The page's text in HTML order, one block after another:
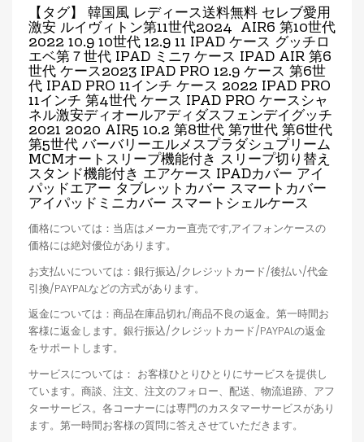
【タグ】 韓国風 レディース送料無料 セレブ愛用
激安 ルイヴィトン第11世代2024 AIR6 第10世代
2022 10.9 10世代 12.9 11 IPAD ケース グッチロ
エベ第７世代 IPAD ミニ7 ケース IPAD AIR 第6
世代 ケース2023 IPAD PRO 12.9 ケース 第6世
代 IPAD PRO 11インチ ケース 2022 IPAD PRO
11インチ 第4世代 ケース IPAD PRO ケースシャ
ネル激安ディオールアディダスフェンデイグッチ
2021 2020 AIR5 10.2 第8世代 第7世代 第6世代
第5世代 バーバリーエルメスプラダシュプリーム
MCMオートスリープ機能付き スリープ切り替え
スタンド機能付き エアケース IPADカバー アイ
パッドエアー タブレットカバー スマートカバー
アイパッドミニカバー スマートシェルケース
価格については：当店はメーカー直売です,アイフォンケースの
価格には絶対優位があります。
お支払いについては：銀行振込/クレジットカード/後払い/代金
引換/PAYPALなどの方式があります。
返金については：商品在庫品切れ/商品不良の返金。第一時間お
客様に返金します。銀行振込/クレジットカード/PAYPALの返金
をサポートします。
サービスについては： お客様ひとりひとりにサービスを提供し
ています。商談、注文、注文のフォロー、配送、物流追跡、アフ
ターサービス。各コーナーには専門のカスタマーサービスがあり
ます。第一時間お客様の質問に答えさせていただきます。